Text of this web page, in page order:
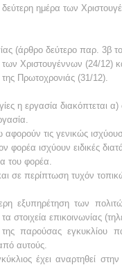
ημέρα των
(άρθρο δεύτερο παρ. 3β
Χριστουγέννων (24/12)
Πρωτοχρονιάς (31/12).
η εργασία διακόπτεται
τις γενικώς
φορέα ισχύουν ειδικές
του φορέα.
και σε περίπτωση τυχόν
εξυπηρέτηση των
τα στοιχεία επικοινωνίας
παρούσας εγκυκλίου
αυτούς.
έχει αναρτηθεί